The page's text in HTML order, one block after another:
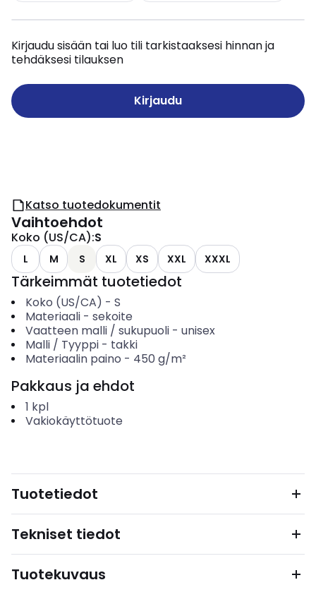
Kirjaudu sisään tai luo tili tarkistaaksesi hinnan ja
tehdäksesi tilauksen
Kirjaudu
Katso tuotedokumentit
Vaihtoehdot
Koko (US/CA):S
L M S XL XS XXL XXXL
Tärkeimmät tuotetiedot
Koko (US/CA) - S
Materiaali- sekoite
Vaatteen malli / sukupuoli- unisex
Malli / Tyyppi- takki
Materiaalin paino - 450 g/m²
Pakkaus ja ehdot
1 kpl
Vakiokäyttötuote
Tuotetiedot
Tekniset tiedot
Tuotekuvaus